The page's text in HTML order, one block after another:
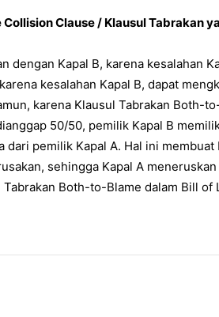
Clause / Klausul Tabrakan
dengan Kapal B, karena kesalahan
kesalahan Kapal B, dapat
karena Klausul Tabrakan Both-
50/50, pemilik Kapal B
dari pemilik Kapal A. Hal ini
sehingga Kapal A
Both-to-Blame dalam Bill of